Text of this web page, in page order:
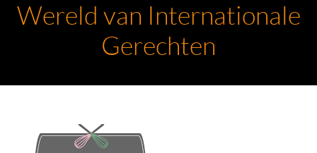
Wereld van Internationale
Gerechten